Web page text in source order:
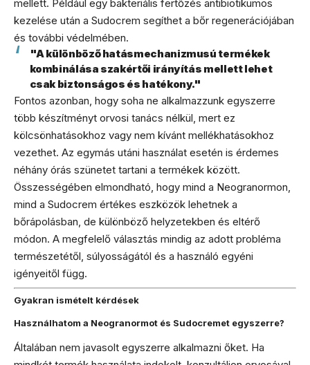
mellett. Például egy bakteriális fertőzés antibiotikumos
kezelése után a Sudocrem segíthet a bőr regenerációjában
és további védelmében.
"A különböző hatásmechanizmusú termékek
kombinálása szakértői irányítás mellett lehet
csak biztonságos és hatékony."
Fontos azonban, hogy soha ne alkalmazzunk egyszerre
több készítményt orvosi tanács nélkül, mert ez
kölcsönhatásokhoz vagy nem kívánt mellékhatásokhoz
vezethet. Az egymás utáni használat esetén is érdemes
néhány órás szünetet tartani a termékek között.
Összességében elmondható, hogy mind a Neogranormon,
mind a Sudocrem értékes eszközök lehetnek a
bőrápolásban, de különböző helyzetekben és eltérő
módon. A megfelelő választás mindig az adott probléma
természetétől, súlyosságától és a használó egyéni
igényeitől függ.
Gyakran ismételt kérdések
Használhatom a Neogranormot és Sudocremet egyszerre?
Általában nem javasolt egyszerre alkalmazni őket. Ha